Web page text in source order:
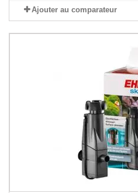
Ajouter au comparateur